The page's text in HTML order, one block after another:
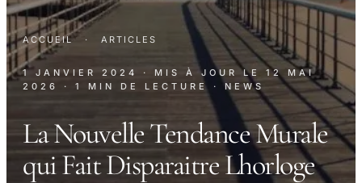
ACCUEIL · ARTICLES
1 JANVIER 2024 · MIS À JOUR LE 12 MAI
2026
· 1 MIN DE LECTURE · NEWS
La Nouvelle Tendance Murale
qui Fait Disparaitre Lhorloge